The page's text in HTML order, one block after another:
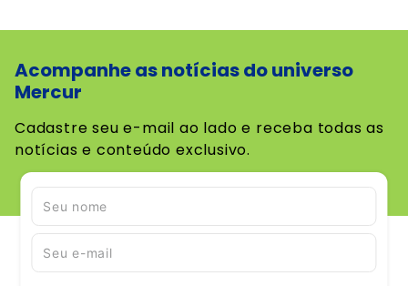
Acompanhe as notícias do universo
Mercur
Cadastre seu e-mail ao lado e receba todas as
notícias e conteúdo exclusivo.